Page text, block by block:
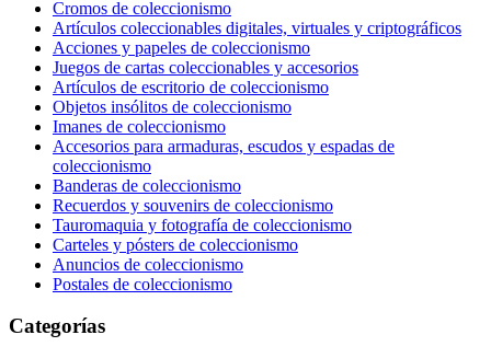
Cromos de coleccionismo
Artículos coleccionables digitales, virtuales y criptográficos
Acciones y papeles de coleccionismo
Juegos de cartas coleccionables y accesorios
Artículos de escritorio de coleccionismo
Objetos insólitos de coleccionismo
Imanes de coleccionismo
Accesorios para armaduras, escudos y espadas de
coleccionismo
Banderas de coleccionismo
Recuerdos y souvenirs de coleccionismo
Tauromaquia y fotografía de coleccionismo
Carteles y pósters de coleccionismo
Anuncios de coleccionismo
Postales de coleccionismo
Categorías